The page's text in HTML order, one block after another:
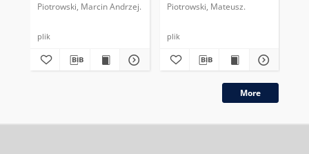
Piotrowski, Marcin Andrzej.
plik
Piotrowski, Mateusz.
plik
More